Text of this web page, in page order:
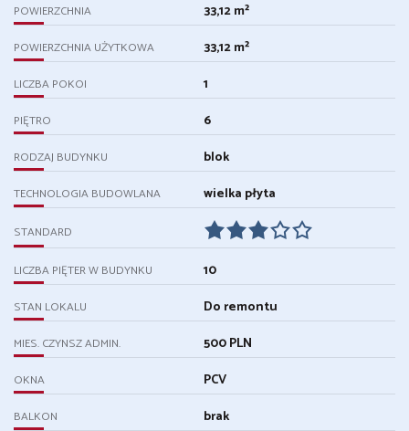
POWIERZCHNIA 33,12 m²
POWIERZCHNIA UŻYTKOWA 33,12 m²
LICZBA POKOI 1
PIĘTRO 6
RODZAJ BUDYNKU blok
TECHNOLOGIA BUDOWLANA wielka płyta
STANDARD
LICZBA PIĘTER W BUDYNKU 10
STAN LOKALU Do remontu
MIES. CZYNSZ ADMIN. 500 PLN
OKNA PCV
BALKON brak